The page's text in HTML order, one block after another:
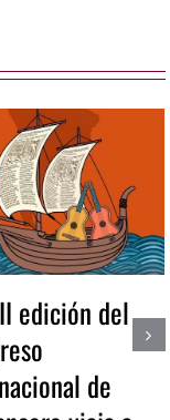
edición del
de